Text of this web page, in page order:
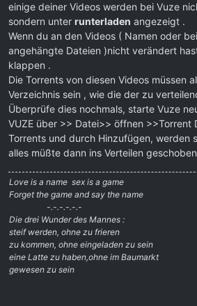
einige deiner Videos werden bei Vuze
sondern unter runterladen angezeigt .
Wenn du an den Videos ( Namen oder
angehängte Dateien )nicht verändert
klappen .
Die Torrents von diesen Videos müssen
Verzeichnis sein , wie die der zu
Überprüfe dies nochmals, starte Vuze
VUZE über >> Datei>> öffnen
Torrents und durch Hinzufügen, werden
alles müßte dann ins Verteilen
Love is a name  sex is a game
Forget the game and say the name
-.-.-.-.-.-
Die drei Wunder des Mannes :
steif werden, ohne zu frieren
zu kommen, ohne eingeladen zu sein
eine Latte zu haben,ohne im Baumarkt
gewesen zu sein